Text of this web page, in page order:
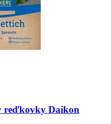
reďkovky Daikon